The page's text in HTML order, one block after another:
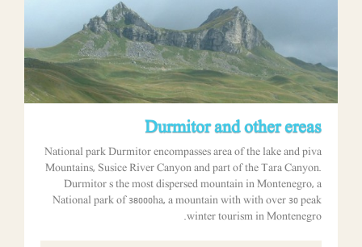
Durmitor and other ereas
National park Durmitor encompasses area of the lake and piva
Mountains, Susice River Canyon and part of the Tara Canyon.
Durmitor s the most dispersed mountain in Montenegro, a
National park of 38000ha, a mountain with with over 30 peak
winter tourism in Montenegro.